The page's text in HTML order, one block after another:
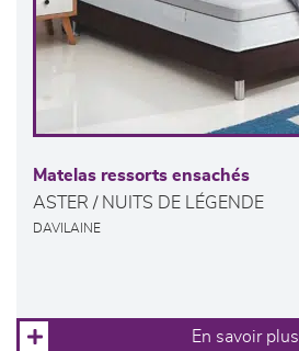
Matelas ressorts ensachés
ASTER / NUITS DE LÉGENDE
DAVILAINE
En savoir plus